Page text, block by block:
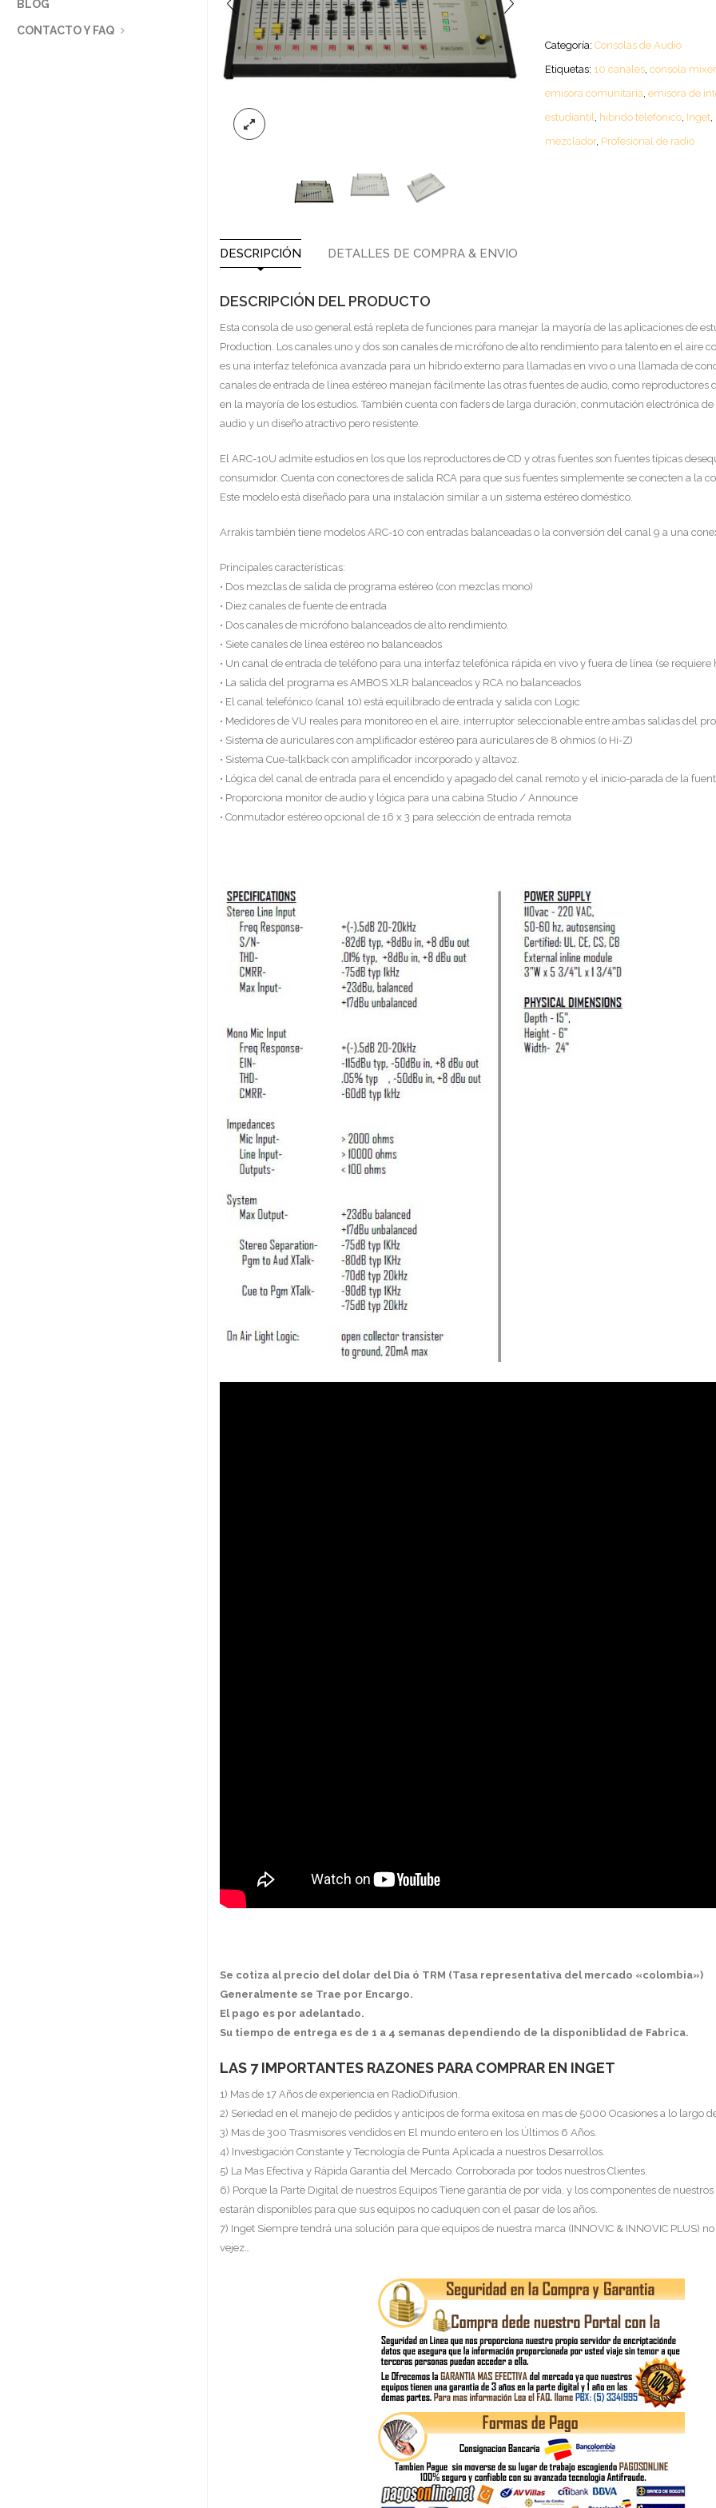
BLOG
CONTACTO Y FAQ
Categoría: Consolas de Audio
Etiquetas: 10 canales, consola mixer
emisora comunitaria, emisora de
estudiantil, hibrido telefonico, Inget,
mezclador, Profesional de radio
DESCRIPCIÓN DETALLES DE COMPRA & ENVIO
DESCRIPCIÓN DEL PRODUCTO
Esta consola de uso general está repleta de funciones para manejar la mayoría de las aplicaciones de
Production. Los canales uno y dos son canales de micrófono de alto rendimiento para talento en el aire
es una interfaz telefónica avanzada para un híbrido externo para llamadas en vivo o una llamada de
canales de entrada de línea estéreo manejan fácilmente las otras fuentes de audio, como reproductores
en la mayoría de los estudios. También cuenta con faders de larga duración, conmutación electrónica de
audio y un diseño atractivo pero resistente.
El ARC-10U admite estudios en los que los reproductores de CD y otras fuentes son fuentes típicas
consumidor. Cuenta con conectores de salida RCA para que sus fuentes simplemente se conecten a la
Este modelo está diseñado para una instalación similar a un sistema estéreo doméstico.
Arrakis también tiene modelos ARC-10 con entradas balanceadas o la conversión del canal 9 a una
Principales características:
• Dos mezclas de salida de programa estéreo (con mezclas mono)
• Diez canales de fuente de entrada
• Dos canales de micrófono balanceados de alto rendimiento.
• Siete canales de línea estéreo no balanceados
• Un canal de entrada de teléfono para una interfaz telefónica rápida en vivo y fuera de línea (se requiere
• La salida del programa es AMBOS XLR balanceados y RCA no balanceados
• El canal telefónico (canal 10) está equilibrado de entrada y salida con Logic
• Medidores de VU reales para monitoreo en el aire, interruptor seleccionable entre ambas salidas del
• Sistema de auriculares con amplificador estéreo para auriculares de 8 ohmios (o Hi-Z)
• Sistema Cue-talkback con amplificador incorporado y altavoz.
• Lógica del canal de entrada para el encendido y apagado del canal remoto y el inicio-parada de la
• Proporciona monitor de audio y lógica para una cabina Studio / Announce
• Conmutador estéreo opcional de 16 x 3 para selección de entrada remota
Se cotiza al precio del dolar del Dia ó TRM (Tasa representativa del mercado «colombia»)
Generalmente se Trae por Encargo.
El pago es por adelantado.
Su tiempo de entrega es de 1 a 4 semanas dependiendo de la disponiblidad de Fabrica.
LAS 7 IMPORTANTES RAZONES PARA COMPRAR EN INGET
1) Mas de 17 Años de experiencia en RadioDifusion.
2) Seriedad en el manejo de pedidos y anticipos de forma exitosa en mas de 5000 Ocasiones a lo largo
3) Mas de 300 Trasmisores vendidos en El mundo entero en los Últimos 6 Años.
4) Investigación Constante y Tecnología de Punta Aplicada a nuestros Desarrollos.
5) La Mas Efectiva y Rápida Garantía del Mercado. Corroborada por todos nuestros Clientes.
6) Porque la Parte Digital de nuestros Equipos Tiene garantía de por vida, y los componentes de
estarán disponibles para que sus equipos no caduquen con el pasar de los años.
7) Inget Siempre tendrá una solución para que equipos de nuestra marca (INNOVIC & INNOVIC PLUS)
vejez…